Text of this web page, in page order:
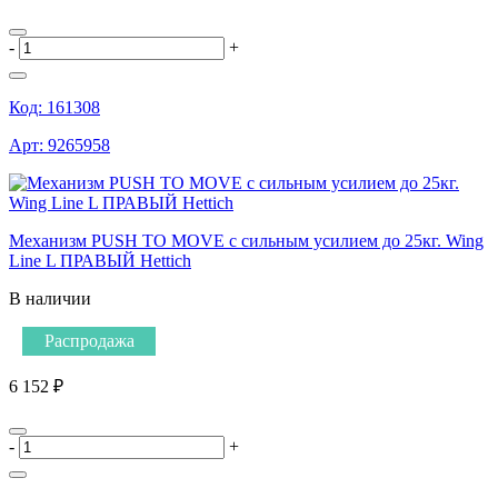
- +
Код: 161308
Арт: 9265958
Механизм PUSH TO MOVE с сильным усилием до 25кг. Wing
Line L ПРАВЫЙ Hettich
В наличии
Распродажа
6 152 ₽
- +